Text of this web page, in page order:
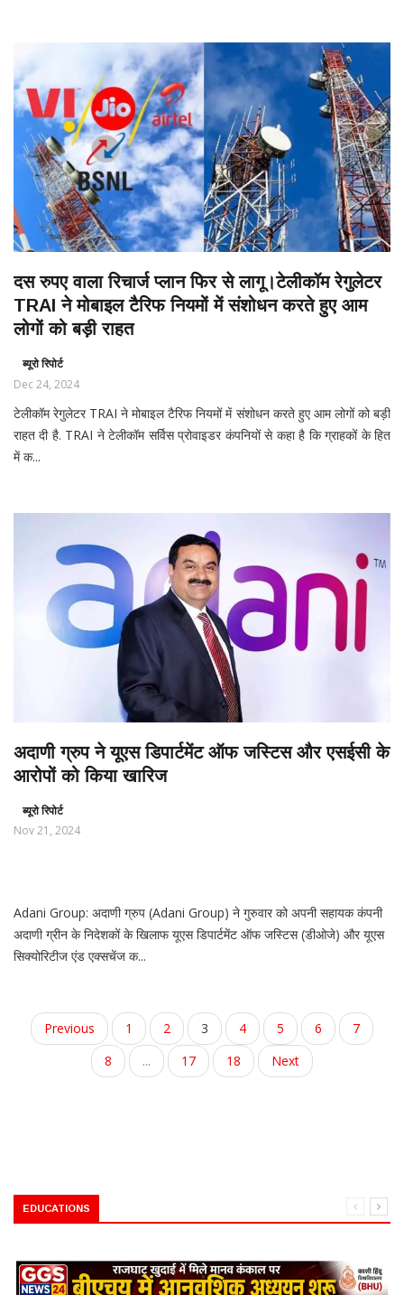
दस रुपए वाला रिचार्ज प्लान फिर से लागू।टेलीकॉम रेगुलेटर
TRAI ने मोबाइल टैरिफ नियमों में संशोधन करते हुए आम
लोगों को बड़ी राहत
ब्यूरो रिपोर्ट
Dec 24, 2024
टेलीकॉम रेगुलेटर TRAI ने मोबाइल टैरिफ नियमों में संशोधन करते हुए आम लोगों को बड़ी
राहत दी है. TRAI ने टेलीकॉम सर्विस प्रोवाइडर कंपनियों से कहा है कि ग्राहकों के हित
में क...
अदाणी ग्रुप ने यूएस डिपार्टमेंट ऑफ जस्टिस और एसईसी के
आरोपों को किया खारिज
ब्यूरो रिपोर्ट
Nov 21, 2024
Adani Group: अदाणी ग्रुप (Adani Group) ने गुरुवार को अपनी सहायक कंपनी
अदाणी ग्रीन के निदेशकों के खिलाफ यूएस डिपार्टमेंट ऑफ जस्टिस (डीओजे) और यूएस
सिक्योरिटीज एंड एक्सचेंज क...
Previous 1 2 3 4 5 6
7
8
... 17 18 Next
EDUCATIONS